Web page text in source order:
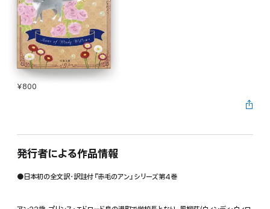
¥800
発行者による作品情報
●日本初の全文訳・訳註付『赤毛のアン』シリーズ第4巻